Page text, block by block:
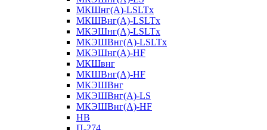
МКШнг(А)-LSLTx
МКШВнг(A)-LSLTx
МКЭШнг(А)-LSLTx
МКЭШВнг(A)-LSLTx
МКЭШнг(А)-HF
МКШвнг
МКШВнг(А)-HF
МКЭШВнг
МКЭШВнг(А)-LS
МКЭШВнг(А)-HF
НВ
П-274